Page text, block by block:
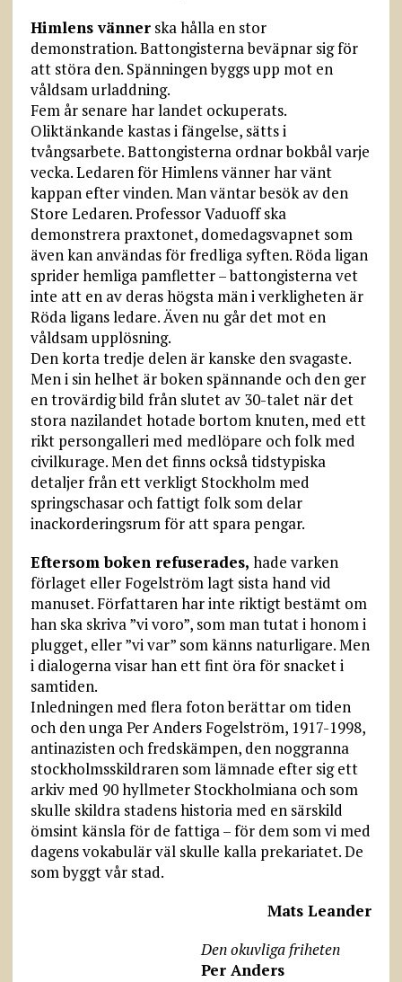
Himlens vännerska hålla en stor
demonstration. Battongisterna beväpnar sig för
att störa den. Spänningen byggs upp mot en
våldsam urladdning.
Fem år senare har landet ockuperats.
Oliktänkande kastas i fängelse, sätts i
tvångsarbete. Battongisterna ordnar bokbål varje
vecka. Ledaren för Himlens vänner har vänt
kappan efter vinden. Man väntar besök av den
Store Ledaren. Professor Vaduoff ska
demonstrera praxtonet, domedagsvapnet som
även kan användas för fredliga syften. Röda ligan
sprider hemliga pamfletter – battongisterna vet
inte att en av deras högsta män i verkligheten är
Röda ligans ledare. Även nu går det mot en
våldsam upplösning.
Den korta tredje delen är kanske den svagaste.
Men i sin helhet är boken spännande och den ger
en trovärdig bild från slutet av 30-talet när det
stora nazilandet hotade bortom knuten, med ett
rikt persongalleri med medlöpare och folk med
civilkurage. Men det finns också tidstypiska
detaljer från ett verkligt Stockholm med
springschasar och fattigt folk som delar
inackorderingsrum för att spara pengar.
Eftersom boken refuserades, hade varken
förlaget eller Fogelström lagt sista hand vid
manuset. Författaren har inte riktigt bestämt om
han ska skriva ”vi voro”, som man tutat i honom i
plugget, eller ”vi var” som känns naturligare. Men
i dialogerna visar han ett fint öra för snacket i
samtiden.
Inledningen med flera foton berättar om tiden
och den unga Per Anders Fogelström, 1917-1998,
antinazisten och fredskämpen, den noggranna
stockholmsskildraren som lämnade efter sig ett
arkiv med 90 hyllmeter Stockholmiana och som
skulle skildra stadens historia med en särskild
ömsint känsla för de fattiga – för dem som vi med
dagens vokabulär väl skulle kalla prekariatet. De
som byggt vår stad.
Mats Leander
Den okuvliga friheten
Per Anders